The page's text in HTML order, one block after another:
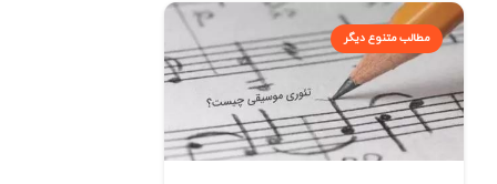
مطالب متنوع دیگر